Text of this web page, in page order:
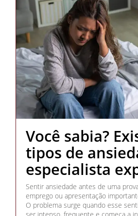
Você sabia?
tipos de
especialista
Sentir ansiedade antes de uma
emprego ou apresentação
O problema surge quando esse
ser intenso, frequente e começa a